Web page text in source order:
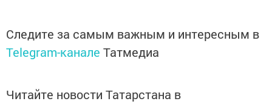
Следите за самым важным и интересным в
Telegram-канале Татмедиа
Читайте новости Татарстана в